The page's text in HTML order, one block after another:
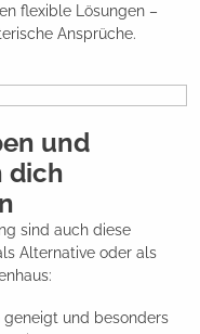
flexible Lösungen –
Ansprüche.
und
dich
sind auch diese
Alternative oder als
geneigt und besonders